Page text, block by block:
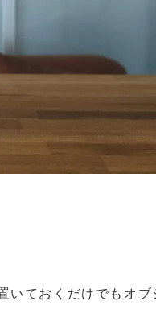
いておくだけでもオブ